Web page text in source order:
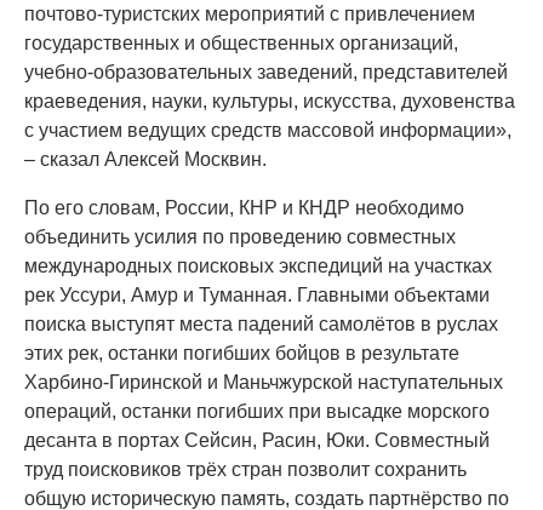
почтово-туристских мероприятий с привлечением
государственных и общественных организаций,
учебно-образовательных заведений, представителей
краеведения, науки, культуры, искусства, духовенства
с участием ведущих средств массовой информации»,
– сказал Алексей Москвин.
По его словам, России, КНР и КНДР необходимо
объединить усилия по проведению совместных
международных поисковых экспедиций на участках
рек Уссури, Амур и Туманная. Главными объектами
поиска выступят места падений самолётов в руслах
этих рек, останки погибших бойцов в результате
Харбино-Гиринской и Маньчжурской наступательных
операций, останки погибших при высадке морского
десанта в портах Сейсин, Расин, Юки. Совместный
труд поисковиков трёх стран позволит сохранить
общую историческую память, создать партнёрство по